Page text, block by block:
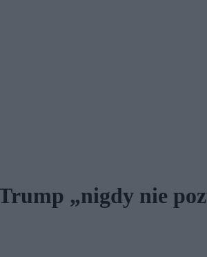
„nigdy nie